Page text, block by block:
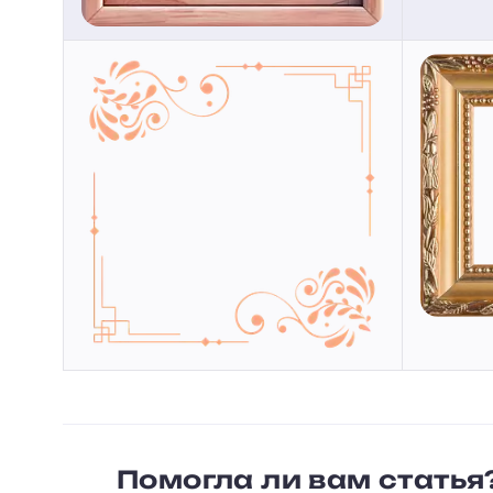
Помогла ли вам